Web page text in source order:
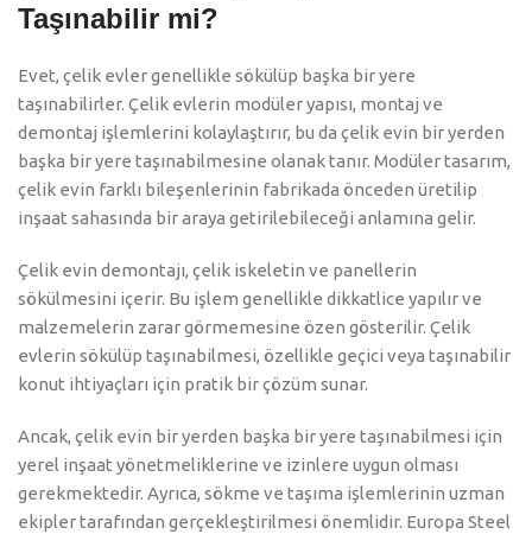
Taşınabilir mi?
Evet, çelik evler genellikle sökülüp başka bir yere
taşınabilirler. Çelik evlerin modüler yapısı, montaj ve
demontaj işlemlerini kolaylaştırır, bu da çelik evin bir yerden
başka bir yere taşınabilmesine olanak tanır. Modüler tasarım,
çelik evin farklı bileşenlerinin fabrikada önceden üretilip
inşaat sahasında bir araya getirilebileceği anlamına gelir.
Çelik evin demontajı, çelik iskeletin ve panellerin
sökülmesini içerir. Bu işlem genellikle dikkatlice yapılır ve
malzemelerin zarar görmemesine özen gösterilir. Çelik
evlerin sökülüp taşınabilmesi, özellikle geçici veya taşınabilir
konut ihtiyaçları için pratik bir çözüm sunar.
Ancak, çelik evin bir yerden başka bir yere taşınabilmesi için
yerel inşaat yönetmeliklerine ve izinlere uygun olması
gerekmektedir. Ayrıca, sökme ve taşıma işlemlerinin uzman
ekipler tarafından gerçekleştirilmesi önemlidir. Europa Steel